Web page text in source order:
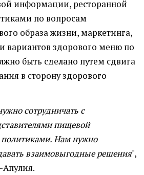
информации, ресторанной
по вопросам
образа жизни, маркетинга,
вариантов здорового меню по
быть сделано путем сдвига
в сторону здорового
сотрудничать с
пищевой
Нам нужно
взаимовыгодные решения",
Апулия.